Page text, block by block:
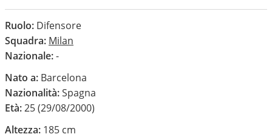
In questa stagione ha disputato nel campionato Serie A 0
partite e non ha segnato nessun gol.
Ruolo: Difensore
Squadra: Milan
Nazionale:-
Nato a: Barcelona
Nazionalità:Spagna
Età:25 (29/08/2000)
Altezza: 185 cm